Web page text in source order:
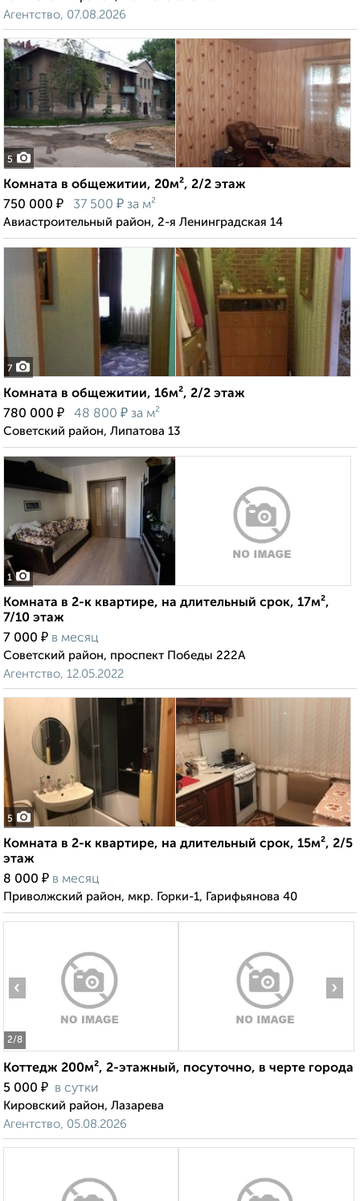
Агентство, 07.08.2026
5
Комната в общежитии, 20м², 2/2 этаж
750 000 ₽ 37 500 ₽ за м²
Авиастроительный район, 2-я Ленинградская 14
7
Комната в общежитии, 16м², 2/2 этаж
780 000 ₽ 48 800 ₽ за м²
Советский район, Липатова 13
1
Комната в 2-к квартире, на длительный срок, 17м²,
7/10 этаж
7 000 ₽ в месяц
Советский район, проспект Победы 222А
Агентство, 12.05.2022
5
Комната в 2-к квартире, на длительный срок, 15м², 2/5
этаж
8 000 ₽ в месяц
Приволжский район, мкр. Горки-1, Гарифьянова 40
2/8
‹ ›
Коттедж 200м², 2-этажный, посуточно, в черте города
5 000 ₽ в сутки
Кировский район, Лазарева
Агентство, 05.08.2026